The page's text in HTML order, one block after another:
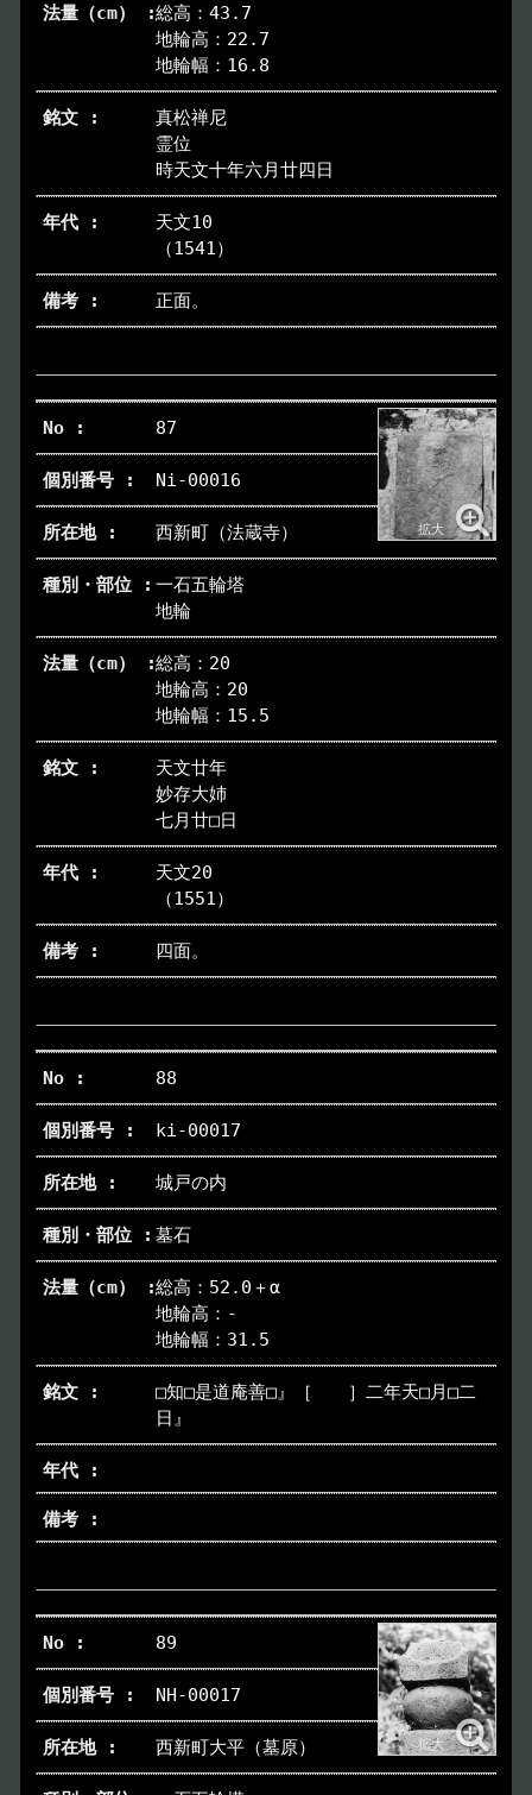
総高：43.7
地輪高：22.7
地輪幅：16.8
真松禅尼
霊位
時天文十年六月廿四日
天文10
（1541）
正面。
87
Ni-00016
西新町（法蔵寺）
一石五輪塔
地輪
総高：20
地輪高：20
地輪幅：15.5
天文廿年
妙存大姉
七月廿□日
天文20
（1551）
四面。
88
ki-00017
城戸の内
墓石
総高：52.0＋α
地輪高：-
地輪幅：31.5
□知□是道庵善□』［ ］二年天□月□二
日』
89
NH-00017
西新町大平（墓原）